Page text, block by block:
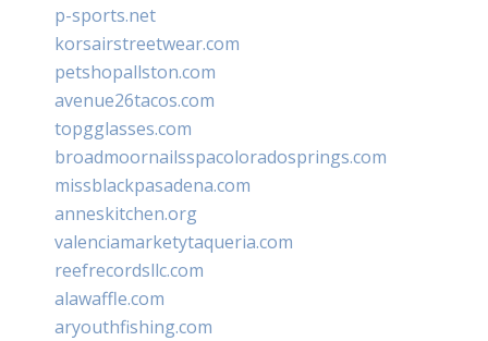
p-sports.net
korsairstreetwear.com
petshopallston.com
avenue26tacos.com
topgglasses.com
broadmoornailsspacoloradosprings.com
missblackpasadena.com
anneskitchen.org
valenciamarketytaqueria.com
reefrecordsllc.com
alawaffle.com
aryouthfishing.com